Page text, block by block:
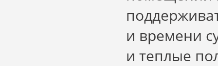
и времени
и теплые